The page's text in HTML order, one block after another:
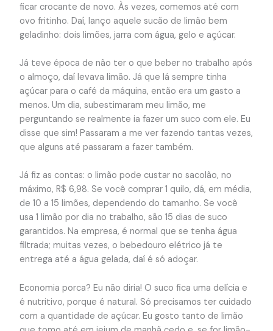
ficar crocante de novo. Às vezes, comemos até com
ovo fritinho. Daí, lanço aquele sucão de limão bem
geladinho: dois limões, jarra com água, gelo e açúcar.
Já teve época de não ter o que beber no trabalho após
o almoço, daí levava limão. Já que lá sempre tinha
açúcar para o café da máquina, então era um gasto a
menos. Um dia, subestimaram meu limão, me
perguntando se realmente ia fazer um suco com ele. Eu
disse que sim! Passaram a me ver fazendo tantas vezes,
que alguns até passaram a fazer também.
Já fiz as contas: o limão pode custar no sacolão, no
máximo, R$ 6,98. Se você comprar 1 quilo, dá, em média,
de 10 a 15 limões, dependendo do tamanho. Se você
usa 1 limão por dia no trabalho, são 15 dias de suco
garantidos. Na empresa, é normal que se tenha água
filtrada; muitas vezes, o bebedouro elétrico já te
entrega até a água gelada, daí é só adoçar.
Economia porca? Eu não diria! O suco fica uma delícia e
é nutritivo, porque é natural. Só precisamos ter cuidado
com a quantidade de açúcar. Eu gosto tanto de limão